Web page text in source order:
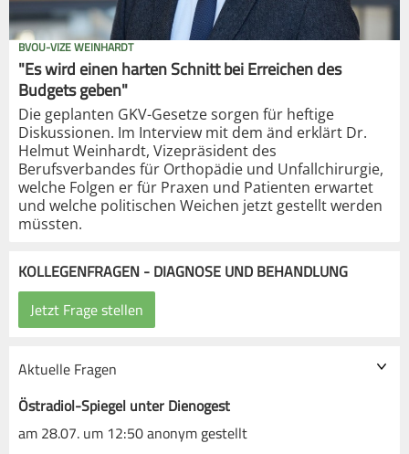
BVOU-VIZE WEINHARDT
"Es wird einen harten Schnitt bei Erreichen des
Budgets geben"
Die geplanten GKV-Gesetze sorgen für heftige
Diskussionen. Im Interview mit dem änd erklärt Dr.
Helmut Weinhardt, Vizepräsident des
Berufsverbandes für Orthopädie und Unfallchirurgie,
welche Folgen er für Praxen und Patienten erwartet
und welche politischen Weichen jetzt gestellt werden
müssten.
KOLLEGENFRAGEN - DIAGNOSE UND BEHANDLUNG
Aktuelle Fragen
Östradiol-Spiegel unter Dienogest
am 28.07. um 12:50 anonym gestellt